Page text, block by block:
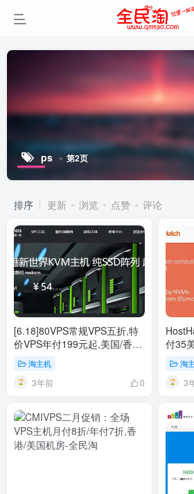
ps 第2页
排序 更新 浏览 点赞 评论
[6.18]80VPS常规VPS五折,特
价VPS年付199元起,美国/香港/
日本/韩国等多机房
淘主机
3年前 0
付35
等机房
淘
3